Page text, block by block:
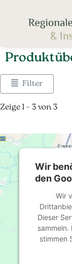
Filter
Zeige 1 – 3 von 3
Wir
den
Wir
Dieser
sammeln.
stimmen